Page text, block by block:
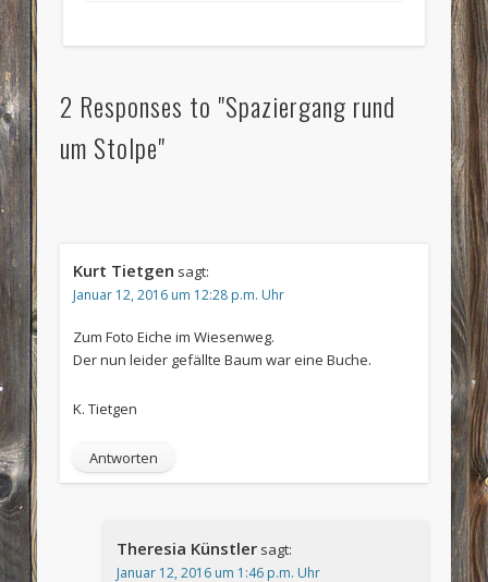
2 Responses to "Spaziergang rund
um Stolpe"
Kurt Tietgen sagt:
Januar 12, 2016 um 12:28 p.m. Uhr
Zum Foto Eiche im Wiesenweg.
Der nun leider gefällte Baum war eine Buche.
K. Tietgen
Antworten
Theresia Künstler sagt:
Januar 12, 2016 um 1:46 p.m. Uhr